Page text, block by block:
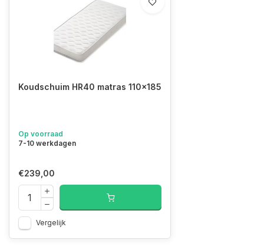
Koudschuim HR40 matras 110x185
Op voorraad
7-10 werkdagen
€239,00
Vergelijk